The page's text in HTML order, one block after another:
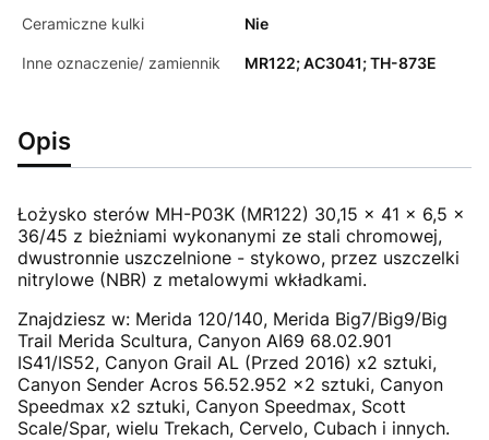
Ceramiczne kulki Nie
Inne oznaczenie/ zamiennik MR122; AC3041; TH-873E
Opis
Łożysko sterów MH-P03K (MR122) 30,15 x 41 x 6,5 x
36/45 z bieżniami wykonanymi ze stali chromowej,
dwustronnie uszczelnione - stykowo, przez uszczelki
nitrylowe (NBR) z metalowymi wkładkami.
Znajdziesz w: Merida 120/140, Merida Big7/Big9/Big
Trail Merida Scultura, Canyon AI69 68.02.901
IS41/IS52, Canyon Grail AL (Przed 2016) x2 sztuki,
Canyon Sender Acros 56.52.952 x2 sztuki, Canyon
Speedmax x2 sztuki, Canyon Speedmax, Scott
Scale/Spar, wielu Trekach, Cervelo, Cubach i innych.